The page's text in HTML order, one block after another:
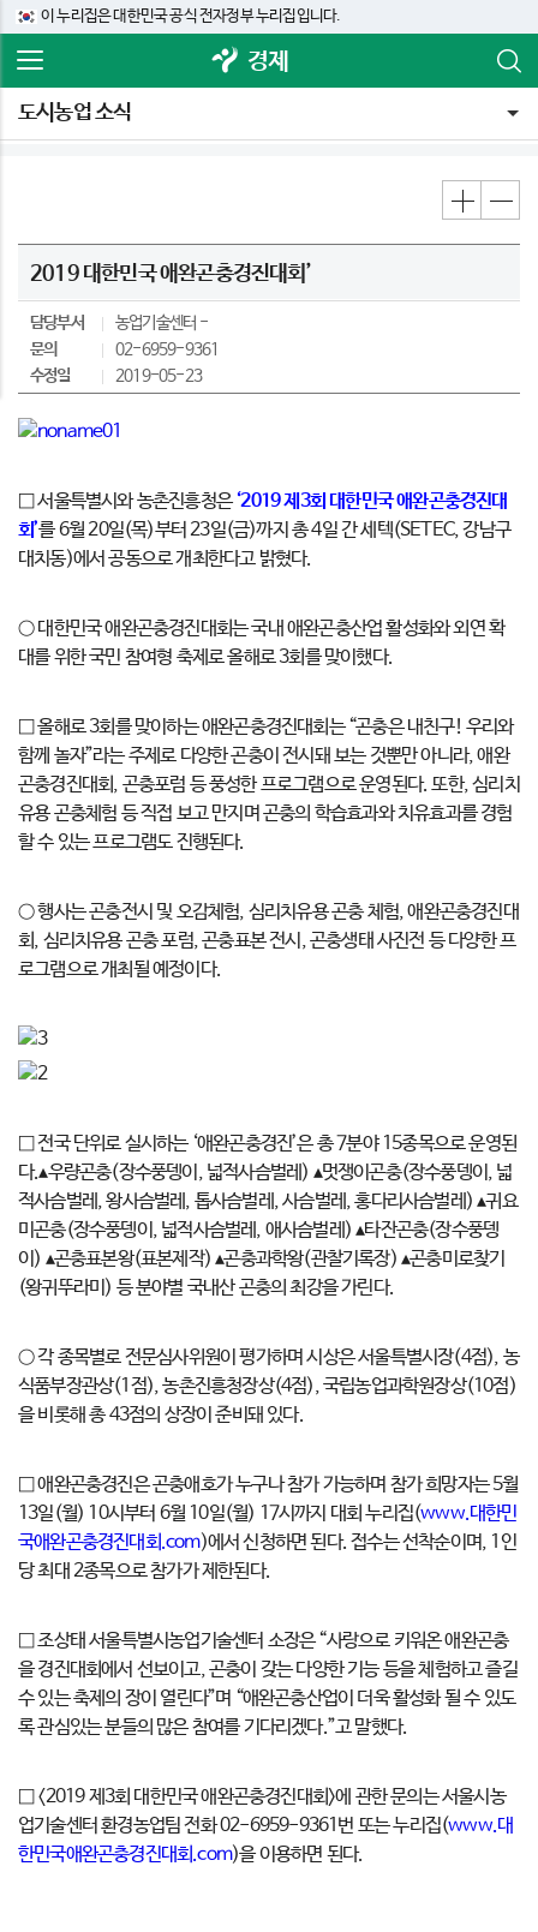
이 누리집은 대한민국 공식 전자정부 누리집입니다.
경제
도시농업 소식
2019 대한민국 애완곤충경진대회’
담당부서
농업기술센터
문의
02-6959-9361
수정일
2019-05-23
□ 서울특별시와 농촌진흥청은‘2019 제3회 대한민국 애완곤충경진대
회’를 6월 20일(목)부터 23일(금)까지 총 4일 간 세텍(SETEC, 강남구
대치동)에서 공동으로 개최한다고 밝혔다.
○ 대한민국 애완곤충경진대회는 국내 애완곤충산업 활성화와 외연 확
대를 위한 국민 참여형 축제로 올해로 3회를 맞이했다.
□ 올해로 3회를 맞이하는 애완곤충경진대회는 “곤충은 내친구! 우리와
함께 놀자”라는 주제로 다양한 곤충이 전시돼 보는 것뿐만 아니라, 애완
곤충경진대회, 곤충포럼 등 풍성한 프로그램으로 운영된다. 또한, 심리치
유용 곤충체험 등 직접 보고 만지며 곤충의 학습효과와 치유효과를 경험
할 수 있는 프로그램도 진행된다.
○ 행사는 곤충전시 및 오감체험, 심리치유용 곤충 체험, 애완곤충경진대
회, 심리치유용 곤충 포럼, 곤충표본 전시, 곤충생태 사진전 등 다양한 프
로그램으로 개최될 예정이다.
□ 전국 단위로 실시하는 ‘애완곤충경진’은 총 7분야 15종목으로 운영된
다.▴우량곤충(장수풍뎅이, 넓적사슴벌레) ▴멋쟁이곤충(장수풍뎅이, 넓
적사슴벌레, 왕사슴벌레, 톱사슴벌레, 사슴벌레, 홍다리사슴벌레) ▴귀요
미곤충(장수풍뎅이, 넓적사슴벌레, 애사슴벌레) ▴타잔곤충(장수풍뎅
이) ▴곤충표본왕(표본제작) ▴곤충과학왕(관찰기록장) ▴곤충미로찾기
(왕귀뚜라미) 등 분야별 국내산 곤충의 최강을 가린다.
○ 각 종목별로 전문심사위원이 평가하며 시상은 서울특별시장(4점), 농
식품부장관상(1점), 농촌진흥청장상(4점), 국립농업과학원장상(10점)
을 비롯해 총 43점의 상장이 준비돼 있다.
□ 애완곤충경진은 곤충애호가 누구나 참가 가능하며 참가 희망자는 5월
13일(월) 10시부터 6월 10일(월) 17시까지 대회 누리집(www.대한민
국애완곤충경진대회.com)에서 신청하면 된다. 접수는 선착순이며, 1인
당 최대 2종목으로 참가가 제한된다.
□ 조상태 서울특별시농업기술센터 소장은 “사랑으로 키워온 애완곤충
을 경진대회에서 선보이고, 곤충이 갖는 다양한 기능 등을 체험하고 즐길
수 있는 축제의 장이 열린다”며 “애완곤충산업이 더욱 활성화 될 수 있도
록 관심있는 분들의 많은 참여를 기다리겠다.”고 말했다.
□ <2019 제3회 대한민국 애완곤충경진대회>에 관한 문의는 서울시농
업기술센터 환경농업팀 전화 02-6959-9361번 또는 누리집(www.대
한민국애완곤충경진대회.com)을 이용하면 된다.